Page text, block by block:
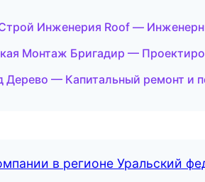
Инженерия Roof —
Монтаж Бригадир —
Дерево — Капитальный ремонт и
в регионе Уральский